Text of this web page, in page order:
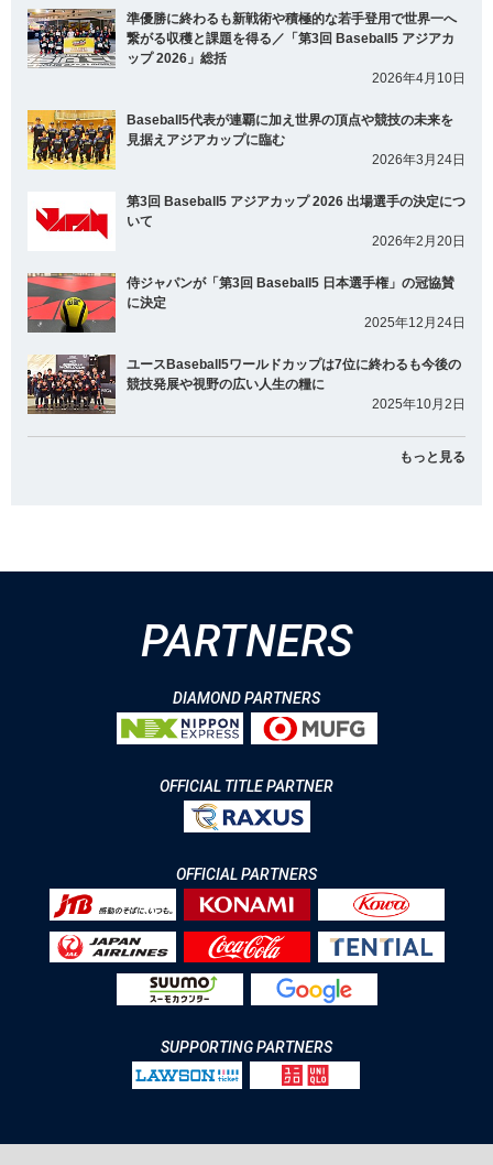
準優勝に終わるも新戦術や積極的な若手登用で世界一へ
繋がる収穫と課題を得る／「第3回 Baseball5 アジアカ
ップ 2026」総括
2026年4月10日
Baseball5代表が連覇に加え世界の頂点や競技の未来を
見据えアジアカップに臨む
2026年3月24日
第3回 Baseball5 アジアカップ 2026 出場選手の決定につ
いて
2026年2月20日
侍ジャパンが「第3回 Baseball5 日本選手権」の冠協賛
に決定
2025年12月24日
ユースBaseball5ワールドカップは7位に終わるも今後の
競技発展や視野の広い人生の糧に
2025年10月2日
もっと見る
PARTNERS
DIAMOND PARTNERS
OFFICIAL TITLE PARTNER
OFFICIAL PARTNERS
SUPPORTING PARTNERS